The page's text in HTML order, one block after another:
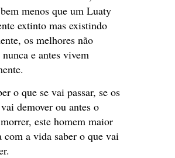
menos que um Luaty
extinto mas existindo
os melhores não
e antes vivem
o que se vai passar, se os
demover ou antes o
este homem maior
com a vida saber o que vai